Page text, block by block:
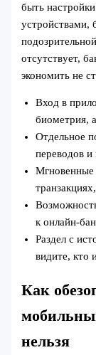
быть
устройствами,
отсутствует,
экономить не
Вход в
биометрия,
Отдельное
переводов и
Мгновенные
к онлайн-
Раздел с
видите, кто
Как
нельзя